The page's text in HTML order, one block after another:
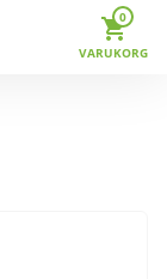
0
VARUKORG